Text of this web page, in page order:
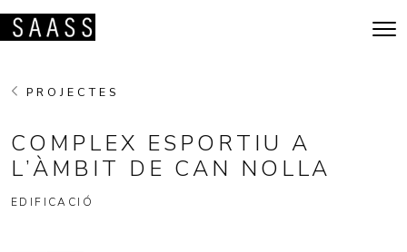
Navegació principal
PROJECTES
COMPLEX ESPORTIU A
L’ÀMBIT DE CAN NOLLA
EDIFICACIÓ